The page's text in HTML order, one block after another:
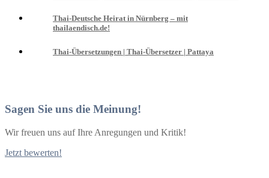
Thai-Deutsche Heirat in Nürnberg – mit
thailaendisch.de!
Thai-Übersetzungen | Thai-Übersetzer | Pattaya
Sagen Sie uns die Meinung!
Wir freuen uns auf Ihre Anregungen und Kritik!
Jetzt bewerten!